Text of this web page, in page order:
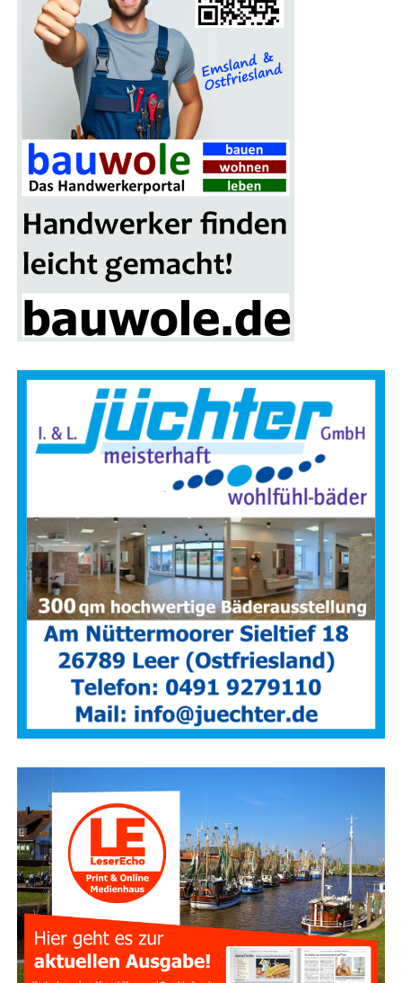
Grup­pen­fo­to vor der Brand­si­mu­la­ti­ons­an­la­ge in Leer:
(v. l.) Alwin Stamm, Spar­ten­lei­ter der Kreis­feu­er­wehr Leer,
fert GmbH aus Gan­der­ke­see , Land­rat Mat­thi­as Groo­te
sowie zwei Teil­neh­mer der Heiß­aus­bil­dung
Schutz­mon­tur und Atem­schutz.
Für die Bevöl­ke­rung ist es eine erfreu­li­che Ent­wick­lung:
In den letz­ten Jah­ren ist die Zahl der Haus­brän­de deut­lich
zurück­ge­gan­gen. Rauch­mel­der sor­gen zudem dafür, dass
Bewoh­ner gefähr­de­te Gebäu­de meist recht­zei­tig ver­las­
sen kön­nen.Das hat jedoch zur Fol­ge, dass Feu­er­
wehr­leu­te sel­te­ner Gele­gen­heit haben, im Innen­an­griff
prak­ti­sche Erfah­run­gen zu sam­meln.Rou­ti­ne und
siche­re Hand­lungs­ab­läu­fe müs­sen des­halb gezielt trai­
niert wer­den – unter rea­lis­ti­schen Bedingungen.
Anzeige